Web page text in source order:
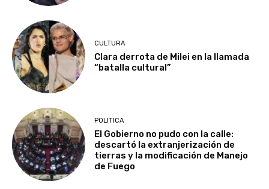
CULTURA
Clara derrota de Milei en la llamada
“batalla cultural”
POLITICA
El Gobierno no pudo con la calle:
descartó la extranjerización de
tierras y la modificación de Manejo
de Fuego